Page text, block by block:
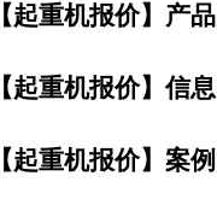
【起重机报价】产品
【起重机报价】信息
【起重机报价】案例